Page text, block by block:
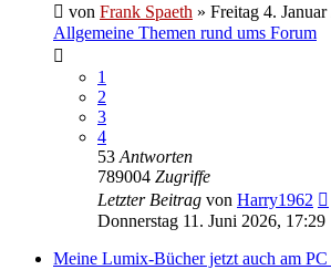
von Frank Spaeth » Freitag 4.
Allgemeine Themen rund ums Forum
1
2
3
4
53 Antworten
789004 Zugriffe
Letzter Beitrag von Harry1962
Donnerstag 11. Juni 2026, 17:29
Meine Lumix-Bücher jetzt auch am PC